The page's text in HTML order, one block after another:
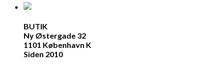
BUTIK
Ny Østergade 32
1101 København K
Siden 2010